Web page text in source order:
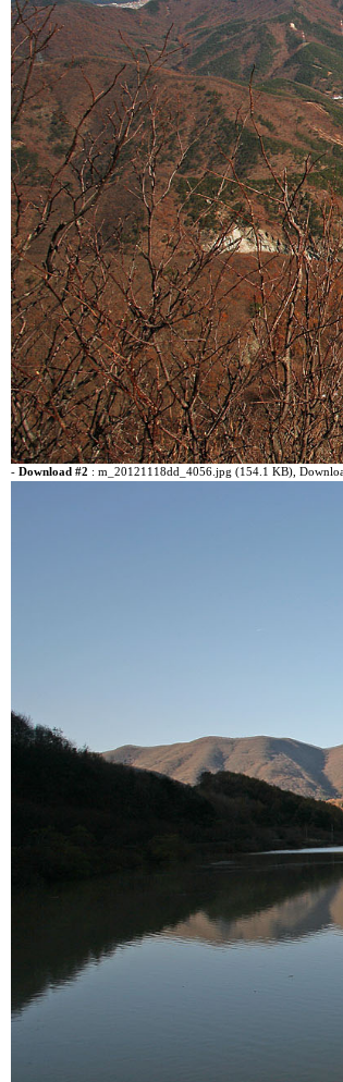
- Download #2 : m_20121118dd_4056.jpg (154.1 KB) ,